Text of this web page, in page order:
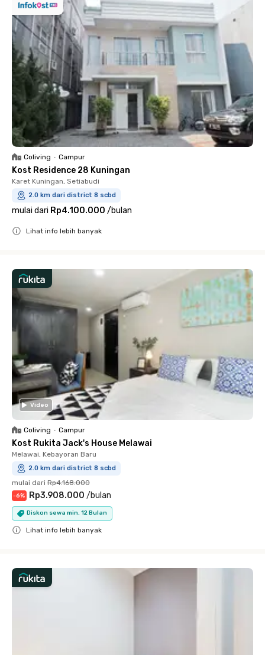
Coliving • Campur
Kost Residence 28 Kuningan
Karet Kuningan, Setiabudi
2.0 km dari district 8 scbd
mulai dari Rp4.100.000 /bulan
Lihat info lebih banyak
Video
Coliving • Campur
Kost Rukita Jack's House Melawai
Melawai, Kebayoran Baru
2.0 km dari district 8 scbd
mulai dari Rp4.168.000
-6% Rp3.908.000 /bulan
Diskon sewa min. 12 Bulan
Lihat info lebih banyak